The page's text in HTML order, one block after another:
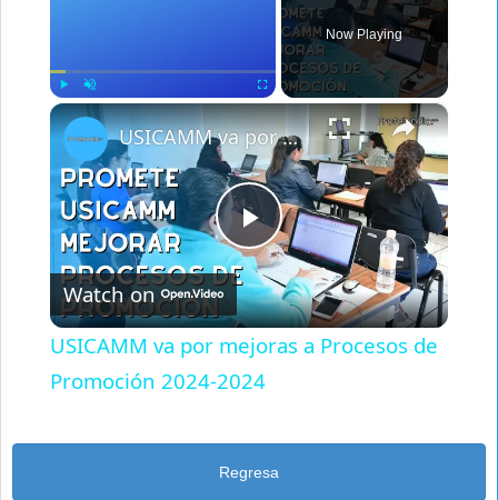
Unmute
Now Playing
×
Play
Video
USICAMM va por mejoras a Procesos de Promoción 2024-2024
Watch on
USICAMM va por mejoras a Procesos de
Promoción 2024-2024
Regresa